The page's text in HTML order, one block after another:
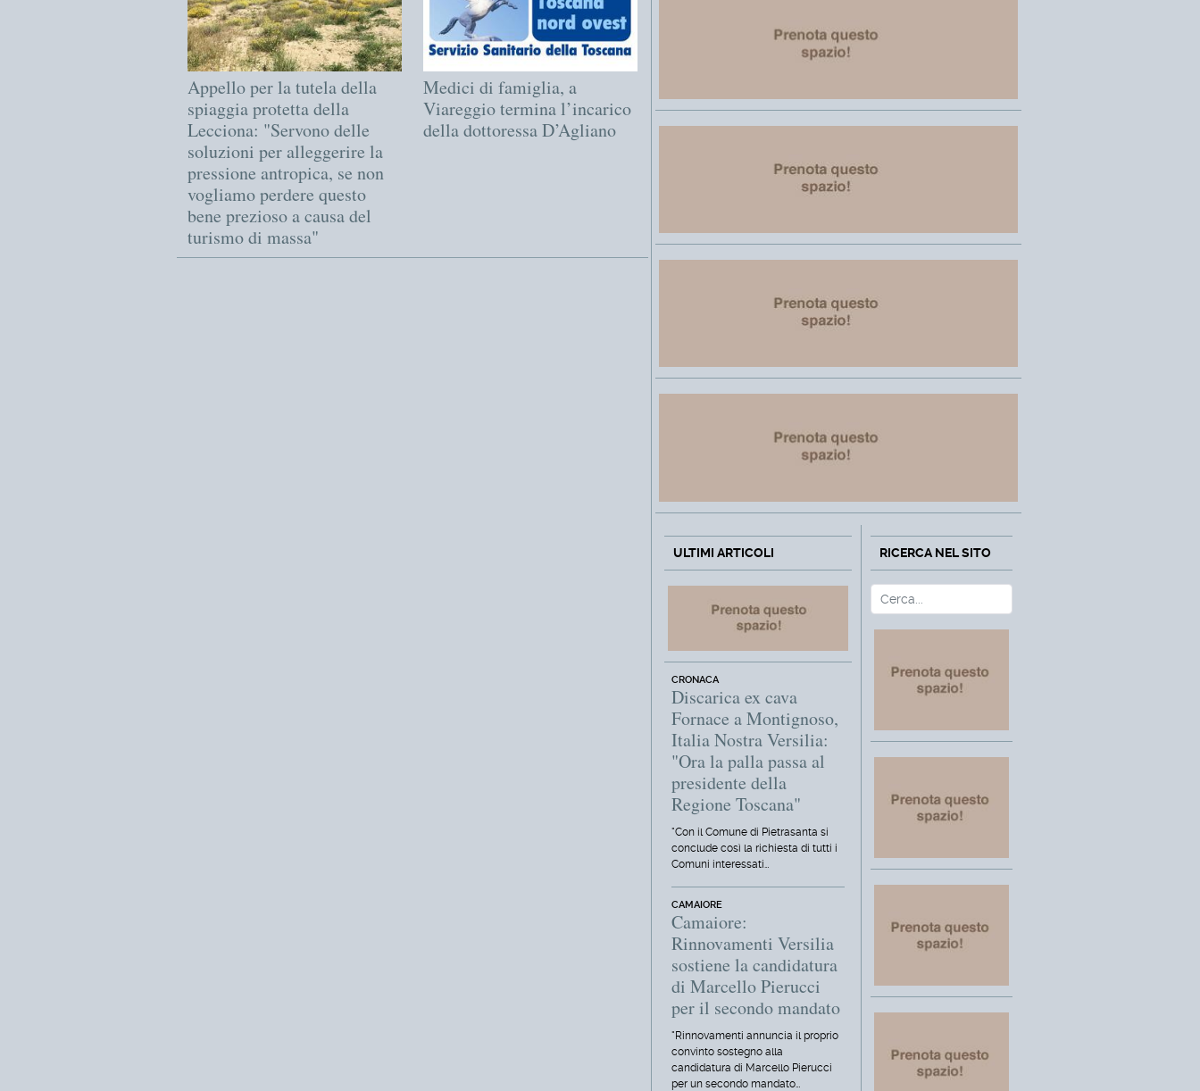
Appello per la tutela della
spiaggia protetta della
Lecciona: "Servono delle
soluzioni per alleggerire la
pressione antropica, se non
vogliamo perdere questo
bene prezioso a causa del
turismo di massa"
Medici di famiglia, a
Viareggio termina l’incarico
della dottoressa D’Agliano
ULTIMI ARTICOLI
CRONACA
Discarica ex cava
Fornace a Montignoso,
Italia Nostra Versilia:
"Ora la palla passa al
presidente della
Regione Toscana"
"Con il Comune di Pietrasanta si
conclude così la richiesta di tutti i
Comuni interessati…
CAMAIORE
Camaiore:
Rinnovamenti Versilia
sostiene la candidatura
di Marcello Pierucci
per il secondo mandato
"Rinnovamenti annuncia il proprio
convinto sostegno alla
candidatura di Marcello Pierucci
per un secondo mandato…
RICERCA NEL SITO
Cerca Type 2 or more characters